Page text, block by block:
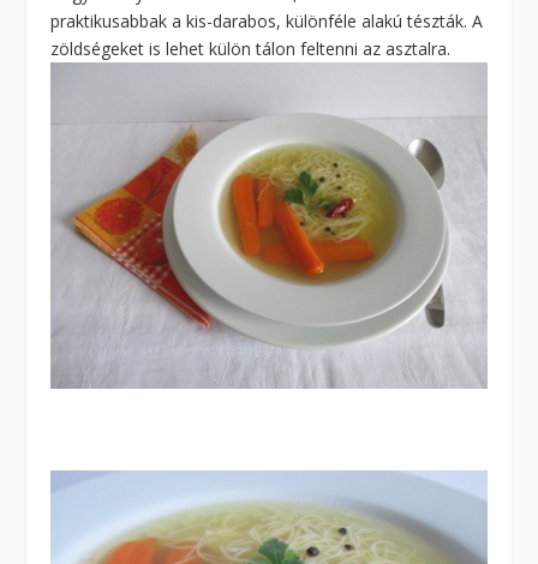
praktikusabbak a kis-darabos, különféle alakú tészták. A
zöldségeket is lehet külön tálon feltenni az asztalra.